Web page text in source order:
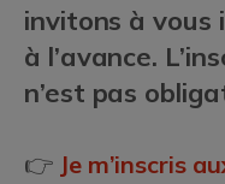
invitons à vous
à l’avance.
n’est pas
👉 Je m’inscris